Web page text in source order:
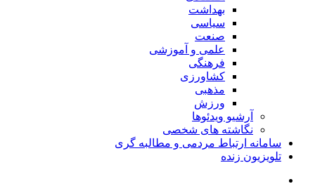
بهداشت
سیاسی
صنعت
علمی و آموزشی
فرهنگی
کشاورزی
مذهبی
ورزش
آرشیو ویدئوها
نگاشته های شخصی
سامانه ارتباط مردمی و مطالبه گری
تلویزیون زنده